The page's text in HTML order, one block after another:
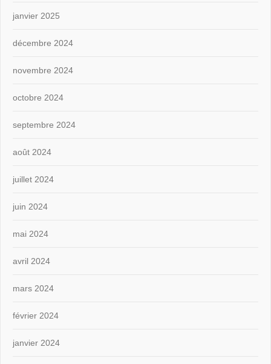
janvier 2025
décembre 2024
novembre 2024
octobre 2024
septembre 2024
août 2024
juillet 2024
juin 2024
mai 2024
avril 2024
mars 2024
février 2024
janvier 2024